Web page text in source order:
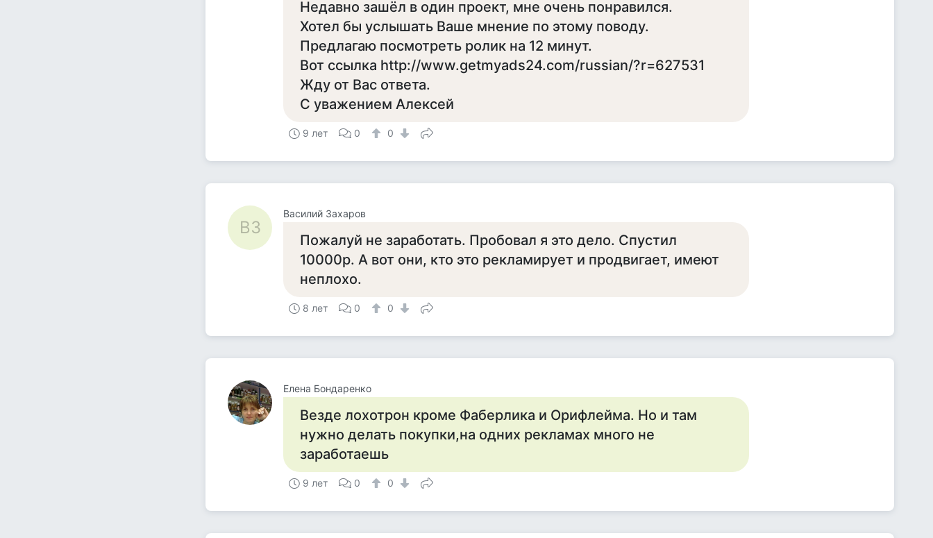
Недавно зашёл в один проект, мне очень понравился.
Хотел бы услышать Ваше мнение по этому поводу.
Предлагаю посмотреть ролик на 12 минут.
Вот ссылка http://www.getmyads24.com/russian/?r=627531
Жду от Вас ответа.
С уважением Алексей
9 лет 0 0
ВЗ
Василий Захаров
Пожалуй не заработать. Пробовал я это дело. Спустил
10000р. А вот они, кто это рекламирует и продвигает, имеют
неплохо.
8 лет 0 0
Елена Бондаренко
Везде лохотрон кроме Фаберлика и Орифлейма. Но и там
нужно делать покупки,на одних рекламах много не
заработаешь
9 лет 0 0